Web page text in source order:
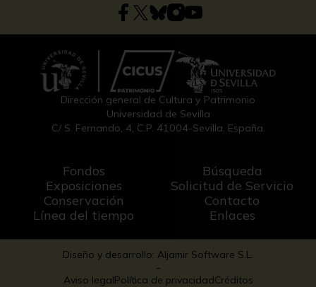
Dirección general de Cultura y Patrimonio
Universidad de Sevilla
C/ S. Fernando, 4, C.P. 41004-Sevilla, España.
Fondos
Exposiciones
Conservación
Línea del tiempo
Búsqueda
Solicitud de Servicio
Contacto
Enlaces
Diseño y desarrollo: Aljamir Software S.L.
-
Aviso legalPolítica de privacidadCréditos